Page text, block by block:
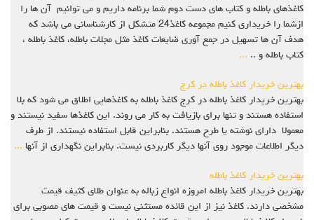
کاغذهای باطله و کتاب های دست دوم شما برنامه داریم و می توانیم آن ها را
ازشما را خریداری کنیم مجموعه کاغذ24 متشکل از کارشناسانی می باشد که
هدف آن ها تسهیل در جمع آوری ضایعات کاغذ مثل مجلات باطله، کاغذ باطله ،
کتاب باطله و .. ...
بهترین خریدار کاغذ باطله در کرج
بهترین خریدار کاغذ باطله در کرج کاغذ باطله به کاغذهایی اطلاق می شود که بلا
استفاده هستند و تنها برای بازیافت به کار می روند. این کاغذها سفید نیستند و
معمولا دارای نوشته یا طرح هستند. بنابراین قابل استفاده نیستند. از طرف
دیگر اطلاعات موجود روی آنها دیگر کاربردی نیست. بنابراین نگهداری از آنها ...
بهترین خریدار کاغذ باطله
بهترین خریدار کاغذ باطله امروزه انواع زباله به عنوان طلای کثیف قیمت
مشخصی دارند. کاغذ نیز از این قائده مستثنی نیست و قیمت های مصوبی برای